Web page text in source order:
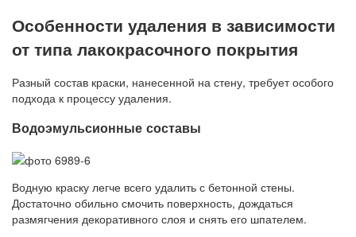
Особенности удаления в зависимости
от типа лакокрасочного покрытия
Разный состав краски, нанесенной на стену, требует особого
подхода к процессу удаления.
Водоэмульсионные составы
Водную краску легче всего удалить с бетонной стены.
Достаточно обильно смочить поверхность, дождаться
размягчения декоративного слоя и снять его шпателем.